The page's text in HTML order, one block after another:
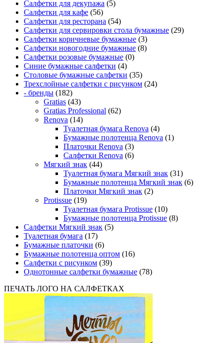
Салфетки для декупажа (5)
Салфетки для кафе (56)
Салфетки для ресторана (54)
Салфетки для сервировки стола бумажные (29)
Салфетки коричневые бумажные (3)
Салфетки новогодние бумажные (8)
Салфетки розовые бумажные (0)
Синие бумажные салфетки (4)
Столовые бумажные салфетки (35)
Трехслойные салфетки с рисунком (24)
- бренды (182)
Gratias (43)
Gratias Professional (62)
Renova (14)
Туалетная бумага Renova (4)
Бумажные полотенца Renova (1)
Платочки Renova (3)
Салфетки Renova (6)
Мягкий знак (44)
Туалетная бумага Мягкий знак (31)
Бумажные полотенца Мягкий знак (6)
Платочки Мягкий знак (2)
Protissue (19)
Туалетная бумага Protissue (10)
Бумажные полотенца Protissue (8)
Салфетки Мягкий знак (5)
Туалетная бумага (17)
Бумажные платочки (6)
Бумажные полотенца оптом (16)
Салфетки с рисунком (39)
Однотонные салфетки бумажные (78)
ПЕЧАТЬ ЛОГО НА САЛФЕТКАХ